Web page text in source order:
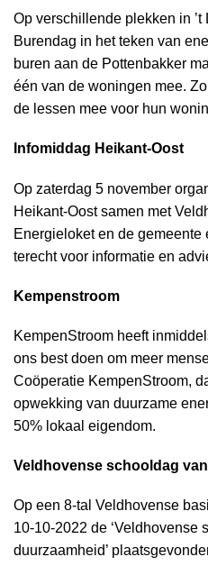
Op verschillende plekken in
Burendag in het teken van
buren aan de Pottenbakker
één van de woningen mee.
de lessen mee voor hun
Infomiddag Heikant-Oost
Op zaterdag 5 november
Heikant-Oost samen met
Energieloket en de
terecht voor informatie en
Kempenstroom
KempenStroom heeft
ons best doen om meer
Coöperatie KempenStroom,
opwekking van duurzame
50% lokaal eigendom.
Veldhovense schooldag
Op een 8-tal Veldhovense
10-10-2022 de ‘Veldhovense
duurzaamheid’